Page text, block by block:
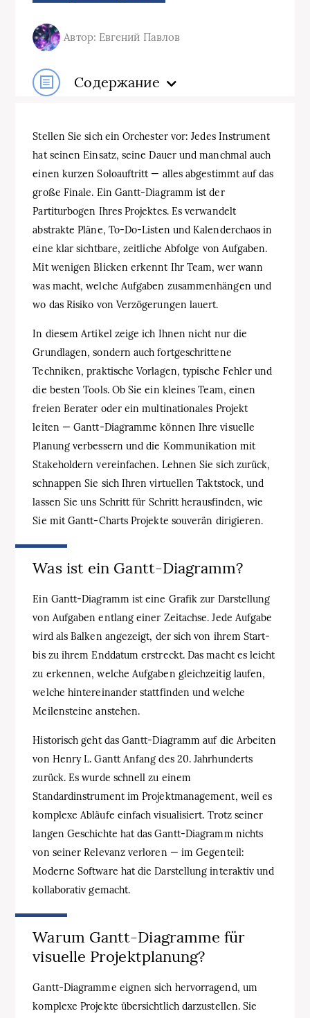
Автор: Евгений Павлов
Содержание
Stellen Sie sich ein Orchester vor: Jedes Instrument
hat seinen Einsatz, seine Dauer und manchmal auch
einen kurzen Soloauftritt — alles abgestimmt auf das
große Finale. Ein Gantt-Diagramm ist der
Partiturbogen Ihres Projektes. Es verwandelt
abstrakte Pläne, To‑Do‑Listen und Kalenderchaos in
eine klar sichtbare, zeitliche Abfolge von Aufgaben.
Mit wenigen Blicken erkennt Ihr Team, wer wann
was macht, welche Aufgaben zusammenhängen und
wo das Risiko von Verzögerungen lauert.
In diesem Artikel zeige ich Ihnen nicht nur die
Grundlagen, sondern auch fortgeschrittene
Techniken, praktische Vorlagen, typische Fehler und
die besten Tools. Ob Sie ein kleines Team, einen
freien Berater oder ein multinationales Projekt
leiten — Gantt‑Diagramme können Ihre visuelle
Planung verbessern und die Kommunikation mit
Stakeholdern vereinfachen. Lehnen Sie sich zurück,
schnappen Sie sich Ihren virtuellen Taktstock, und
lassen Sie uns Schritt für Schritt herausfinden, wie
Sie mit Gantt‑Charts Projekte souverän dirigieren.
Was ist ein Gantt‑Diagramm?
Ein Gantt‑Diagramm ist eine Grafik zur Darstellung
von Aufgaben entlang einer Zeitachse. Jede Aufgabe
wird als Balken angezeigt, der sich von ihrem Start-
bis zu ihrem Enddatum erstreckt. Das macht es leicht
zu erkennen, welche Aufgaben gleichzeitig laufen,
welche hintereinander stattfinden und welche
Meilensteine anstehen.
Historisch geht das Gantt‑Diagramm auf die Arbeiten
von Henry L. Gantt Anfang des 20. Jahrhunderts
zurück. Es wurde schnell zu einem
Standardinstrument im Projektmanagement, weil es
komplexe Abläufe einfach visualisiert. Trotz seiner
langen Geschichte hat das Gantt‑Diagramm nichts
von seiner Relevanz verloren — im Gegenteil:
Moderne Software hat die Darstellung interaktiv und
kollaborativ gemacht.
Warum Gantt‑Diagramme für
visuelle Projektplanung?
Gantt‑Diagramme eignen sich hervorragend, um
komplexe Projekte übersichtlich darzustellen. Sie